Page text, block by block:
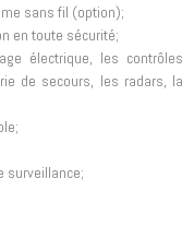
sans fil (option);
en toute sécurité;
électrique, les contrôles
de secours, les radars, la
surveillance;